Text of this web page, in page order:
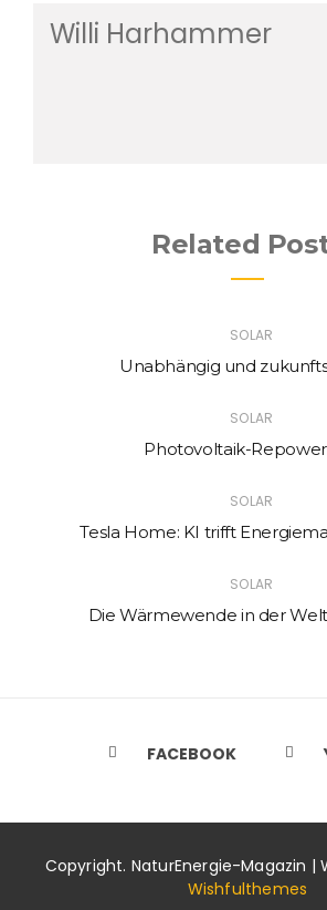
Willi Harhammer
Related
SOLAR
Unabhängig und
SOLAR
Photovoltaik-
SOLAR
Tesla Home: KI trifft
SOLAR
Die Wärmewende in der
FACEBOOK
Copyright. NaturEnergie-Magazin |
Wishfulthemes